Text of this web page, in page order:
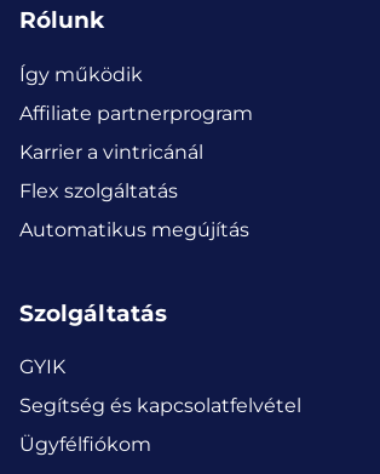
Rólunk
Így működik
Affiliate partnerprogram
Karrier a vintricánál
Flex szolgáltatás
Automatikus megújítás
Szolgáltatás
GYIK
Segítség és kapcsolatfelvétel
Ügyfélfiókom